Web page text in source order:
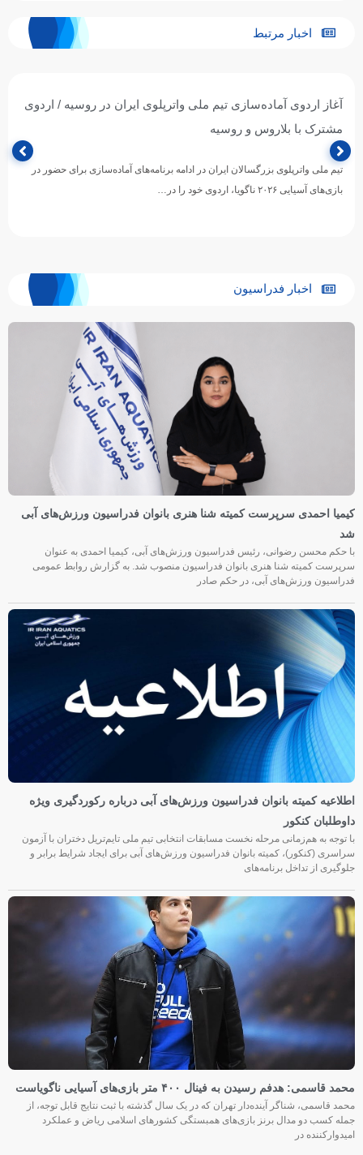
اخبار مرتبط
اردوی آماده‌سازی تیم ملی واترپلوی ایران در روسیه / اردوی
با بلاروس و روسیه
واترپلوی بزرگسالان ایران در ادامه برنامه‌های آماده‌سازی برای حضور در
۲۰۲۶ ناگویا، اردوی خود را در…
اخبار فدراسیون
کیمیا احمدی سرپرست کمیته شنا هنری بانوان فدراسیون ورزش‌های آبی
شد
با حکم محسن رضوانی، رئیس فدراسیون ورزش‌های آبی، کیمیا احمدی به عنوان
سرپرست کمیته شنا هنری بانوان فدراسیون منصوب شد. به گزارش روابط عمومی
فدراسیون ورزش‌های آبی، در حکم صادر
اطلاعیه کمیته بانوان فدراسیون ورزش‌های آبی درباره رکوردگیری ویژه
داوطلبان کنکور
با توجه به هم‌زمانی مرحله نخست مسابقات انتخابی تیم ملی تایم‌تریل دختران با آزمون
سراسری (کنکور)، کمیته بانوان فدراسیون ورزش‌های آبی برای ایجاد شرایط برابر و
جلوگیری از تداخل برنامه‌های
محمد قاسمی: هدفم رسیدن به فینال ۴۰۰ متر بازی‌های آسیایی ناگویاست
محمد قاسمی، شناگر آینده‌دار تهران که در یک سال گذشته با ثبت نتایج قابل توجه، از
جمله کسب دو مدال برنز بازی‌های همبستگی کشورهای اسلامی ریاض و عملکرد
امیدوارکننده در